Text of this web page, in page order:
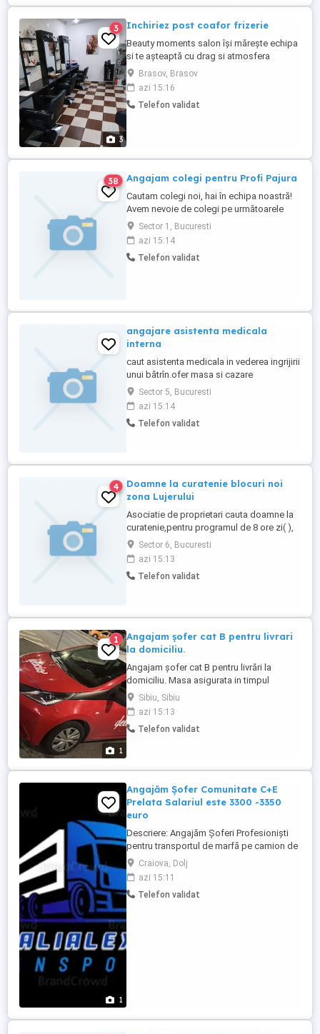
3
3 Inchiriez post coafor frizerie
Beauty moments salon își mărește echipa
si te așteaptă cu drag si atmosfera
prietenoasa . Salon cu vechime si vad
aflat in zona spitalul județean,liceul
Antipa. Postul de coafor frizerie se
inchiriaza. Ptr mai multe detalii la nr telefon
Brasov, Brasov
azi 15:16
Telefon validat
38 Angajam colegi pentru Profi Pajura
Cautam colegi noi, hai în echipa noastră!
Avem nevoie de colegi pe următoarele
pozitii: -Șef tură -Casier -Lucrător Coffee
Corner - Lucrător Comercial Cu ce te
recompensam noi: -Salariu fix + bonuri de
masa -Bonusuri în funcție de vânzare -Ore
Sector 1, Bucuresti
azi 15:14
Telefon validat
angajare asistenta medicala
interna
caut asistenta medicala in vederea ingrijirii
unui bătrîn.ofer masa si cazare
Sector 5, Bucuresti
azi 15:14
Telefon validat
4
Doamne la curatenie blocuri noi
zona Lujerului
Asociatie de proprietari cauta doamne la
curatenie,pentru programul de 8 ore zi( ),
în zona de blocuri noi rezidentiale,langa
Carrefour Lujerului. Ce îți oferim? Un
mediu de lucru dinamic, prietenos, un
salariu incepand cu 3000 ron, transport
Sector 6, Bucuresti
azi 15:13
Telefon validat
1
1
Angajam șofer cat B pentru livrari
la domiciliu.
Angajam șofer cat B pentru livrări la
domiciliu. Masa asigurata in timpul
programului. Transport gratuit la
terminarea programului. Salarii începând
de la 3000 lei net. Pentru detalii și
programări la interviu, sunați la numărul
Sibiu, Sibiu
azi 15:13
Telefon validat
1
Angajăm Șofer Comunitate C+E
Prelata Salariul este 3300 -3350
euro
Descriere: Angajăm Șoferi Profesioniști
pentru transportul de marfă pe camion de
40T Căutăm Șoferii pentru curse pe
comunitate ( Germania Olanda, Belgia,
Franța , Anglia ,Italia , Spania, .... etc)
Responsabilități: Efectuează servicii de
Craiova, Dolj
azi 15:11
Telefon validat